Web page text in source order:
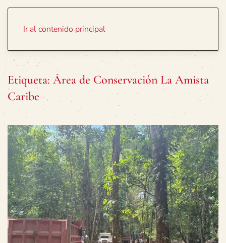
Ir al contenido principal
Etiqueta: Área de Conservación La Amista
Caribe